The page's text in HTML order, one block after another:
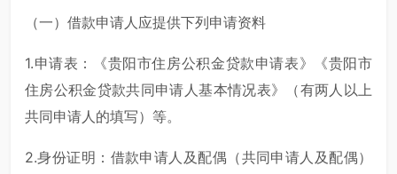
（一）借款申请人应提供下列申请资料
1.申请表：《贵阳市住房公积金贷款申请表》《贵阳市
住房公积金贷款共同申请人基本情况表》（有两人以上
共同申请人的填写）等。
2.身份证明：借款申请人及配偶（共同申请人及配偶）